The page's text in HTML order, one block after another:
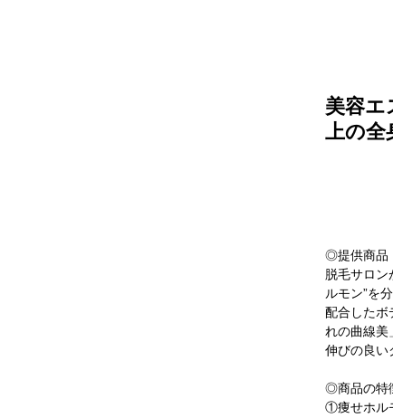
美容エ
上の全
◎提供商品
脱毛サロン
ルモン”を
配合したボ
れの曲線美
伸びの良い
◎商品の特
①痩せホル